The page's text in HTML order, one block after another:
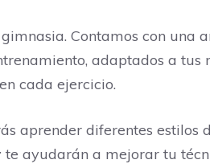
Contamos con una
adaptados a tus
cada ejercicio.
aprender diferentes estilos
ayudarán a mejorar tu